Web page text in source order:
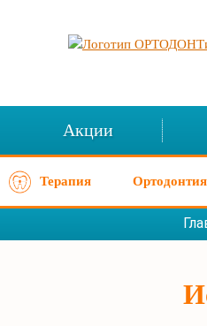
Акции
Терапия Ортодонтия